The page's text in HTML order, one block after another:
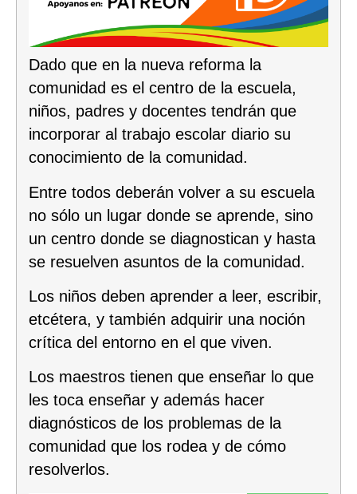
Dado que en la nueva reforma la
comunidad es el centro de la escuela,
niños, padres y docentes tendrán que
incorporar al trabajo escolar diario su
conocimiento de la comunidad.
Entre todos deberán volver a su escuela
no sólo un lugar donde se aprende, sino
un centro donde se diagnostican y hasta
se resuelven asuntos de la comunidad.
Los niños deben aprender a leer, escribir,
etcétera, y también adquirir una noción
crítica del entorno en el que viven.
Los maestros tienen que enseñar lo que
les toca enseñar y además hacer
diagnósticos de los problemas de la
comunidad que los rodea y de cómo
resolverlos.